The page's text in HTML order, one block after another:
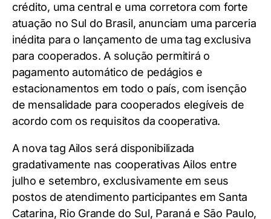
crédito, uma central e uma corretora com forte
atuação no Sul do Brasil, anunciam uma parceria
inédita para o lançamento de uma tag exclusiva
para cooperados. A solução permitirá o
pagamento automático de pedágios e
estacionamentos em todo o país, com isenção
de mensalidade para cooperados elegíveis de
acordo com os requisitos da cooperativa.
A nova tag Ailos será disponibilizada
gradativamente nas cooperativas Ailos entre
julho e setembro, exclusivamente em seus
postos de atendimento participantes em Santa
Catarina, Rio Grande do Sul, Paraná e São Paulo,